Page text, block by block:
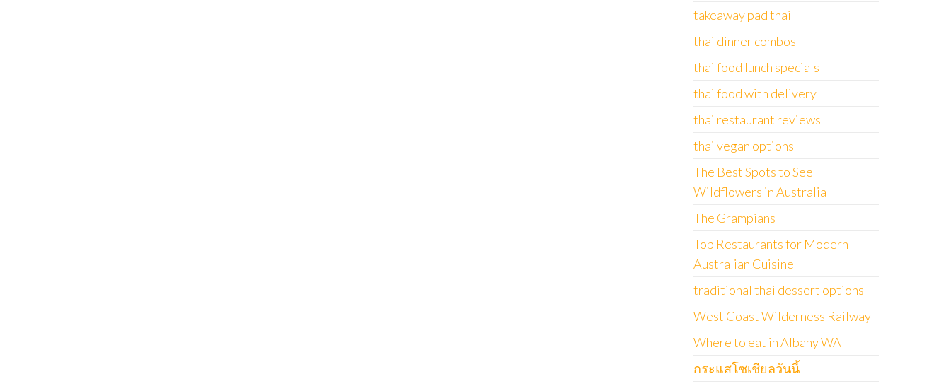
takeaway pad thai
thai dinner combos
thai food lunch specials
thai food with delivery
thai restaurant reviews
thai vegan options
The Best Spots to See
Wildflowers in Australia
The Grampians
Top Restaurants for Modern
Australian Cuisine
traditional thai dessert options
West Coast Wilderness Railway
Where to eat in Albany WA
กระแสโซเชียลวันนี้